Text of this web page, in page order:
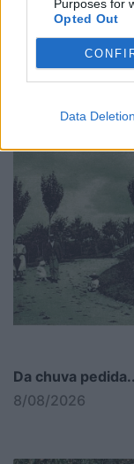
Purposes for
Opted Out
Data Deletion
Parque de La
8/08/2026
Da chuva
8/08/2026